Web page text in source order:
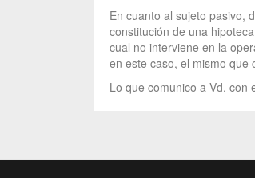
En cuanto al sujeto pasivo,
constitución de una
cual no interviene en la
en este caso, el mismo que
Lo que comunico a Vd. con